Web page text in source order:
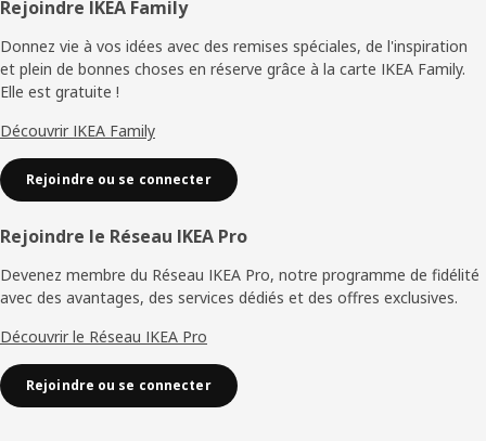
Pied
de
page
Rejoindre IKEA Family
Donnez vie à vos idées avec des remises spéciales, de l'inspiration
et plein de bonnes choses en réserve grâce à la carte IKEA Family.
Elle est gratuite !
Découvrir IKEA Family
Rejoindre ou se connecter
Rejoindre le Réseau IKEA Pro
Devenez membre du Réseau IKEA Pro, notre programme de fidélité
avec des avantages, des services dédiés et des offres exclusives.
Découvrir le Réseau IKEA Pro
Rejoindre ou se connecter